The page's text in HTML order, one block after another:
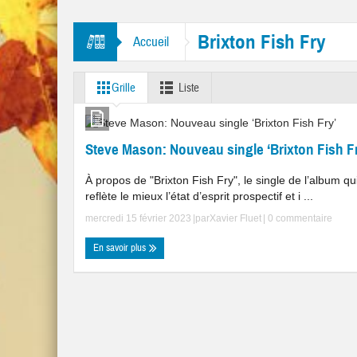
“Mr. Tambourine Man” et “Like A Rolling Stone”
Accueil Brixton Fish Fry
Grille Liste
Steve Mason: Nouveau single ‘Brixton Fish
À propos de "Brixton Fish Fry", le single de l’album
reflète le mieux l’état d’esprit prospectif et i ...
mercredi 15 février 2023 |parXavier Fluet 0 commentaire
En savoir plus